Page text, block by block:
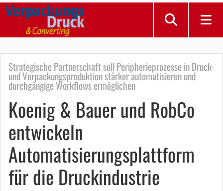
Strategische Partnerschaft soll Peripherieprozesse in Druck-
und Verpackungsproduktion stärker automatisieren und
durchgängige Workflows ermöglichen
Koenig & Bauer und RobCo
entwickeln
Automatisierungsplattform
für die Druckindustrie